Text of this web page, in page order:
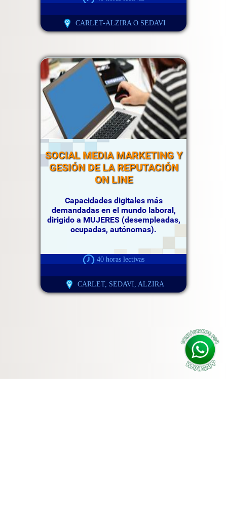
CARLET-ALZIRA O SEDAVI
SOCIAL MEDIA MARKETING Y
GESIÓN DE LA REPUTACIÓN
ON LINE
Capacidades digitales más
demandadas en el mundo laboral,
dirigido a MUJERES (desempleadas,
ocupadas, autónomas).
40 horas lectivas
CARLET, SEDAVI, ALZIRA